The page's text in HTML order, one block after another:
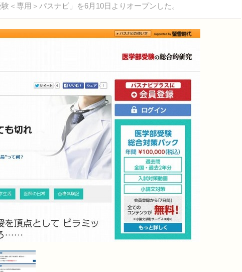
＜専用＞パスナビ」を6月10日よりオープンした。